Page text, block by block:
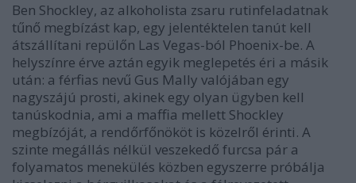
Ben Shockley, az alkoholista zsaru rutinfeladatnak
tűnő megbízást kap, egy jelentéktelen tanút kell
átszállítani repülőn Las Vegas-ból Phoenix-be. A
helyszínre érve aztán egyik meglepetés éri a másik
után: a férfias nevű Gus Mally valójában egy
nagyszájú prosti, akinek egy olyan ügyben kell
tanúskodnia, ami a maffia mellett Shockley
megbízóját, a rendőrfőnököt is közelről érinti. A
szinte megállás nélkül veszekedő furcsa pár a
folyamatos menekülés közben egyszerre próbálja